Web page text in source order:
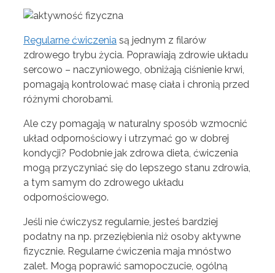
Regularne ćwiczenia są jednym z filarów
zdrowego trybu życia. Poprawiają zdrowie układu
sercowo – naczyniowego, obniżają ciśnienie krwi,
pomagają kontrolować masę ciała i chronią przed
różnymi chorobami.
Ale czy pomagają w naturalny sposób wzmocnić
układ odpornościowy i utrzymać go w dobrej
kondycji? Podobnie jak zdrowa dieta, ćwiczenia
mogą przyczyniać się do lepszego stanu zdrowia,
a tym samym do zdrowego układu
odpornościowego.
Jeśli nie ćwiczysz regularnie, jesteś bardziej
podatny na np. przeziębienia niż osoby aktywne
fizycznie. Regularne ćwiczenia maja mnóstwo
zalet. Mogą poprawić samopoczucie, ogólną